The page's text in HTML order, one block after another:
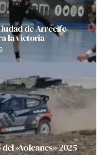
de Arrecife
la victoria
«Volcanes» 2025